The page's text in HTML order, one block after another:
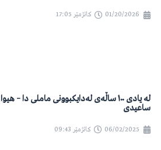
01/20/2026 کاتژمێر 17:05
لە یادی ١٠٠ ساڵەی لەدایکبوونی ماملی دا – هیوا
ساعیدی
06/02/2025 کاتژمێر 09:43